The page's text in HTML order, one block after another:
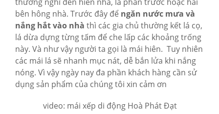
bên hông nhà. Trước đây để ngăn nước mưa và
nắng hắt vào nhà thì các gia chủ thường kết lá cọ,
lá dừa dựng từng tấm để che lấp các khoảng trống
này. Và như vậy người ta gọi là mái hiên. Tuy nhiên
các mái lá sẽ nhanh mục nát, dễ bắn lửa khi nắng
nóng. Vì vậy ngày nay đa phần khách hàng cần sử
dụng sản phẩm của chúng tôi xin cảm ơn
video: mái xếp di động Hoà Phát Đạt